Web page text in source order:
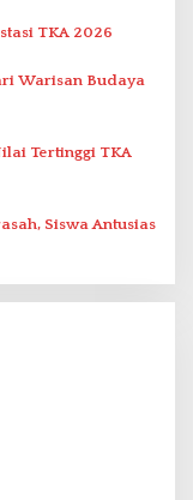
TKA 2026
Warisan Budaya
Tertinggi TKA
Siswa Antusias